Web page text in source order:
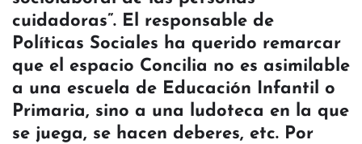
cuidadoras”. El responsable de
Políticas Sociales ha querido remarcar
que el espacio Concilia no es asimilable
a una escuela de Educación Infantil o
Primaria, sino a una ludoteca en la que
se juega, se hacen deberes, etc. Por